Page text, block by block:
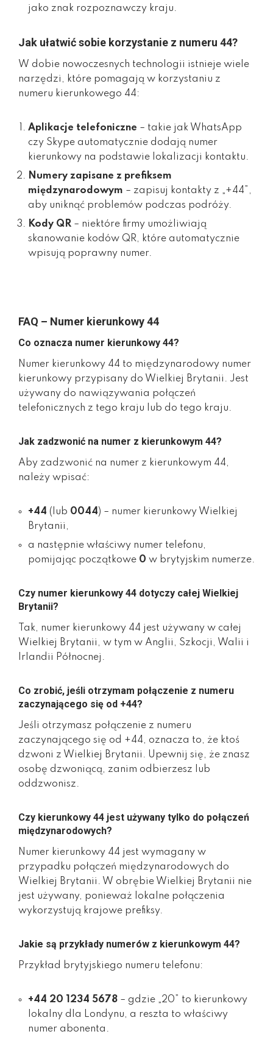
jako znak rozpoznawczy kraju.
Jak ułatwić sobie korzystanie z numeru 44?
W dobie nowoczesnych technologii istnieje wiele
narzędzi, które pomagają w korzystaniu z
numeru kierunkowego 44:
Aplikacje telefoniczne – takie jak WhatsApp
czy Skype automatycznie dodają numer
kierunkowy na podstawie lokalizacji kontaktu.
Numery zapisane z prefiksem
międzynarodowym – zapisuj kontakty z „+44”,
aby uniknąć problemów podczas podróży.
Kody QR – niektóre firmy umożliwiają
skanowanie kodów QR, które automatycznie
wpisują poprawny numer.
FAQ – Numer kierunkowy 44
Co oznacza numer kierunkowy 44?
Numer kierunkowy 44 to międzynarodowy numer
kierunkowy przypisany do Wielkiej Brytanii. Jest
używany do nawiązywania połączeń
telefonicznych z tego kraju lub do tego kraju.
Jak zadzwonić na numer z kierunkowym 44?
Aby zadzwonić na numer z kierunkowym 44,
należy wpisać:
+44 (lub 0044) – numer kierunkowy Wielkiej
Brytanii,
a następnie właściwy numer telefonu,
pomijając początkowe 0 w brytyjskim numerze.
Czy numer kierunkowy 44 dotyczy całej Wielkiej
Brytanii?
Tak, numer kierunkowy 44 jest używany w całej
Wielkiej Brytanii, w tym w Anglii, Szkocji, Walii i
Irlandii Północnej.
Co zrobić, jeśli otrzymam połączenie z numeru
zaczynającego się od +44?
Jeśli otrzymasz połączenie z numeru
zaczynającego się od +44, oznacza to, że ktoś
dzwoni z Wielkiej Brytanii. Upewnij się, że znasz
osobę dzwoniącą, zanim odbierzesz lub
oddzwonisz.
Czy kierunkowy 44 jest używany tylko do połączeń
międzynarodowych?
Numer kierunkowy 44 jest wymagany w
przypadku połączeń międzynarodowych do
Wielkiej Brytanii. W obrębie Wielkiej Brytanii nie
jest używany, ponieważ lokalne połączenia
wykorzystują krajowe prefiksy.
Jakie są przykłady numerów z kierunkowym 44?
Przykład brytyjskiego numeru telefonu:
+44 20 1234 5678 – gdzie „20” to kierunkowy
lokalny dla Londynu, a reszta to właściwy
numer abonenta.